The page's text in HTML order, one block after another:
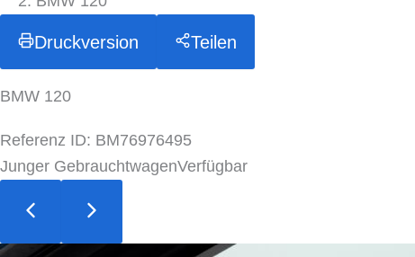
Druckversion Teilen
BMW 120
Referenz ID: BM76976495
Junger GebrauchtwagenVerfügbar